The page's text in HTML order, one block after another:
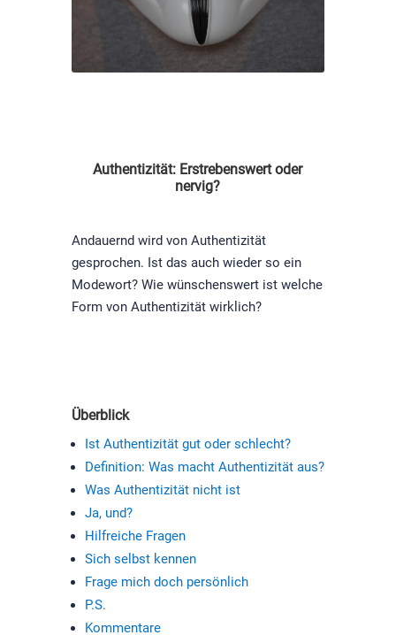
Authentizität: Erstrebenswert oder
nervig?
Andauernd wird von Authentizität
gesprochen. Ist das auch wieder so ein
Modewort? Wie wünschenswert ist welche
Form von Authentizität wirklich?
Überblick
Ist Authentizität gut oder schlecht?
Definition: Was macht Authentizität aus?
Was Authentizität nicht ist
Ja, und?
Hilfreiche Fragen
Sich selbst kennen
Frage mich doch persönlich
P.S.
Kommentare